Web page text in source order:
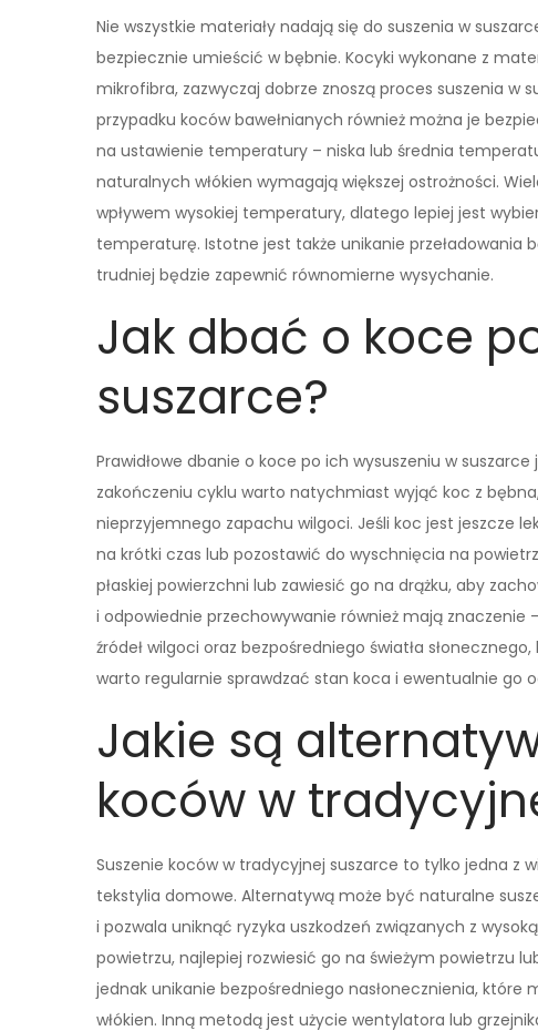
Nie wszystkie materiały nadają się do suszenia w
bezpiecznie umieścić w bębnie. Kocyki wykonane z
mikrofibra, zazwyczaj dobrze znoszą proces suszenia w
przypadku koców bawełnianych również można je
na ustawienie temperatury – niska lub średnia
naturalnych włókien wymagają większej ostrożności.
wpływem wysokiej temperatury, dlatego lepiej jest
temperaturę. Istotne jest także unikanie
trudniej będzie zapewnić równomierne wysychanie.
Jak dbać o koce
suszarce?
Prawidłowe dbanie o koce po ich wysuszeniu w
zakończeniu cyklu warto natychmiast wyjąć koc z
nieprzyjemnego zapachu wilgoci. Jeśli koc jest jeszcze
na krótki czas lub pozostawić do wyschnięcia na
płaskiej powierzchni lub zawiesić go na drążku, aby
i odpowiednie przechowywanie również mają
źródeł wilgoci oraz bezpośredniego światła
warto regularnie sprawdzać stan koca i ewentualnie go
Jakie są
koców w
Suszenie koców w tradycyjnej suszarce to tylko jedna z
tekstylia domowe. Alternatywą może być naturalne
i pozwala uniknąć ryzyka uszkodzeń związanych z
powietrzu, najlepiej rozwiesić go na świeżym powietrzu
jednak unikanie bezpośredniego nasłonecznienia, które
włókien. Inną metodą jest użycie wentylatora lub